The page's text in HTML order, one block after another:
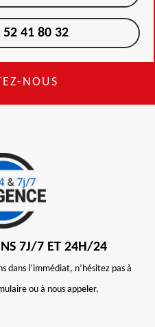
52 41 80 32
NOUS
7J/7 ET 24H/24
dans l’immédiat, n’hésitez pas à
ou à nous appeler.